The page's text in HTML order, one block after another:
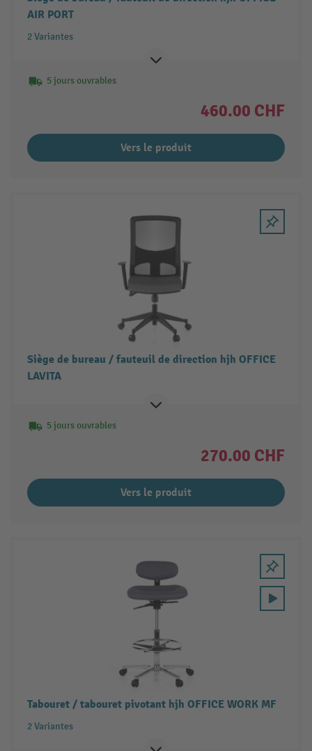
AIR PORT
2 Variantes
5 jours ouvrables
460.00 CHF
Vers le produit
Siège de bureau / fauteuil de direction hjh OFFICE
LAVITA
5 jours ouvrables
270.00 CHF
Vers le produit
Tabouret / tabouret pivotant hjh OFFICE WORK MF
2 Variantes